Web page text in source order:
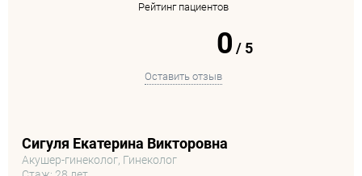
Рейтинг пациентов
0 /5
Оставить отзыв
Сигуля Екатерина Викторовна
Акушер-гинеколог, Гинеколог